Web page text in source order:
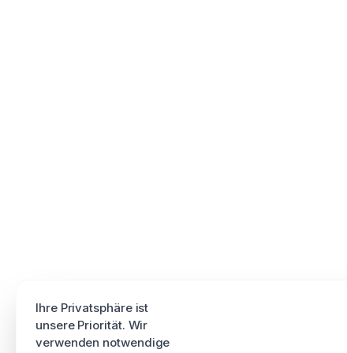
Ihre Privatsphäre ist
unsere Priorität. Wir
verwenden notwendige